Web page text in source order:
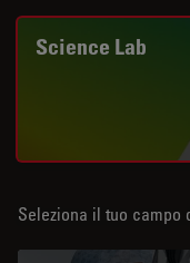
Science Lab
Seleziona il tuo campo